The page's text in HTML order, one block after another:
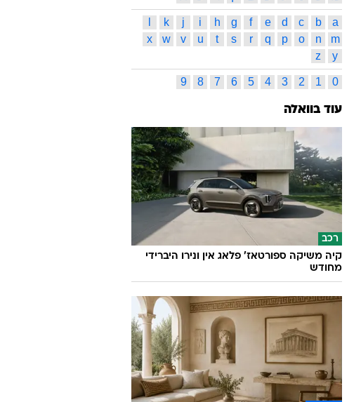
a
b
c
d
e
f
g
h
i
j
k
m
n
o
p
q
r
s
t
u
v
w
x
y
z
0
1
2
3
4
5
6
7
8
9
עוד בוואלה
רכב
קיה משיקה ספורטאז' פלאג אין ונירו היברידי
מחודש